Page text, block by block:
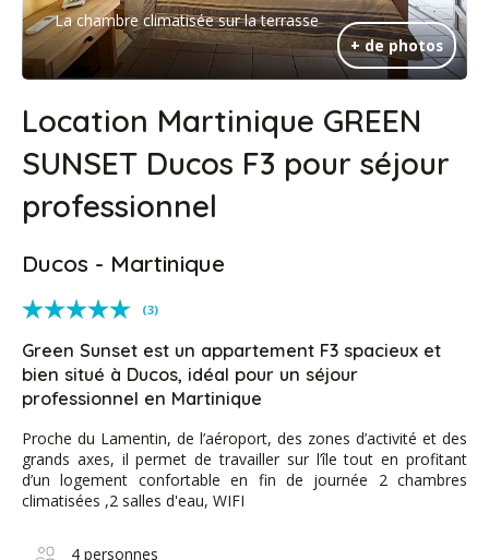
+ de photos
La chambre climatisée sur la terrasse
Location Martinique GREEN
SUNSET Ducos F3 pour séjour
professionnel
Ducos - Martinique
(3)
Green Sunset est un appartement F3 spacieux et
bien situé à Ducos, idéal pour un séjour
professionnel en Martinique
Proche du Lamentin, de l’aéroport, des zones d’activité et des
grands axes, il permet de travailler sur l’île tout en profitant
d’un logement confortable en fin de journée 2 chambres
climatisées ,2 salles d'eau, WIFI
4 personnes